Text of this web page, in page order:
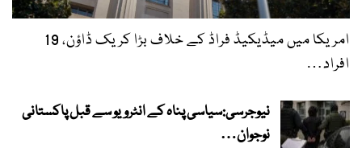
امریکا میں میڈیکیڈ فراڈ کے خلاف بڑا کریک ڈاؤن، 19
افراد…
نیوجرسی:سیاسی پناہ کے انٹرویو سے قبل پاکستانی
نوجوان…